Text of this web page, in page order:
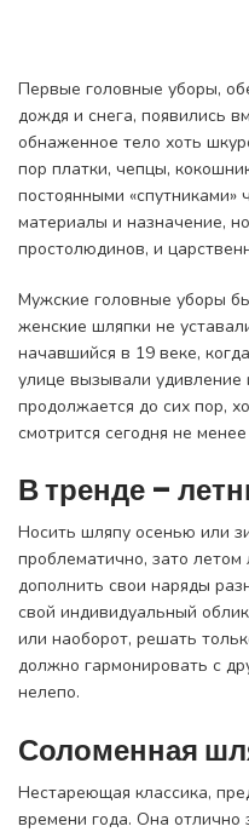
Первые головные уборы,
дождя и снега, появились
обнаженное тело хоть
пор платки, чепцы,
постоянными
материалы и назначение,
простолюдинов, и
Мужские головные уборы
женские шляпки не
начавшийся в 19 веке,
улице вызывали удивление
продолжается до сих пор,
смотрится сегодня не
В тренде –
Носить шляпу осенью или
проблематично, зато летом
дополнить свои наряды
свой индивидуальный
или наоборот, решать
должно гармонировать с
нелепо.
Соломенная
Нестареющая классика,
времени года. Она отлично